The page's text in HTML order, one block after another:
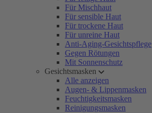
Für Mischhaut
Für sensible Haut
Für trockene Haut
Für unreine Haut
Anti-Aging-Gesichtspflege
Gegen Rötungen
Mit Sonnenschutz
Gesichtsmasken
Alle anzeigen
Augen- & Lippenmasken
Feuchtigkeitsmasken
Reinigungsmasken